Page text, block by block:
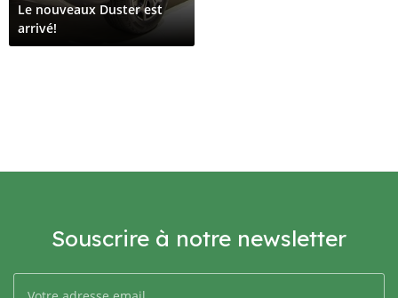
Le nouveaux Duster est
arrivé!
Souscrire à notre newsletter